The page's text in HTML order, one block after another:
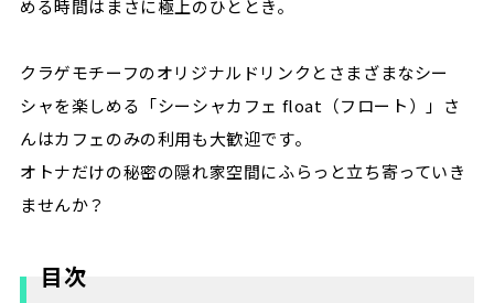
める時間はまさに極上のひととき。
クラゲモチーフのオリジナルドリンクとさまざまなシー
シャを楽しめる「シーシャカフェ float（フロート）」さ
んはカフェのみの利用も大歓迎です。
オトナだけの秘密の隠れ家空間にふらっと立ち寄っていき
ませんか？
目次